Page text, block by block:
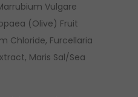
Vulgare
(Olive) Fruit
Chloride, Furcellaria
Maris Sal/Sea